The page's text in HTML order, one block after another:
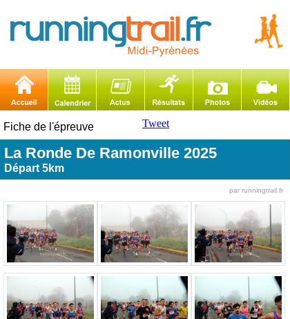
Fiche de l'épreuve Tweet
La Ronde De Ramonville 2025
Départ 5km
par runningtrail.fr